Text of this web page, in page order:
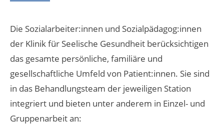
Die Sozialarbeiter:innen und Sozialpädagog:innen
der Klinik für Seelische Gesundheit berücksichtigen
das gesamte persönliche, familiäre und
gesellschaftliche Umfeld von Patient:innen. Sie sind
in das Behandlungsteam der jeweiligen Station
integriert und bieten unter anderem in Einzel- und
Gruppenarbeit an: